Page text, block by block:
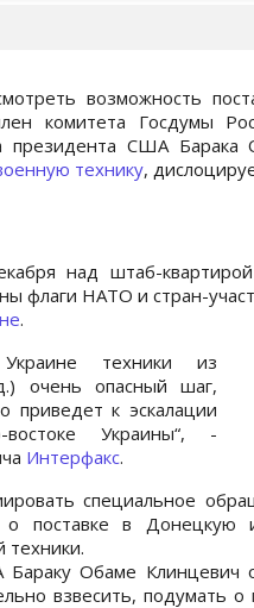
возможность
комитета Госдумы
президента США
технику,
над штаб-
флаги НАТО и стран-
.
техники из
очень опасный шаг,
приведет к эскалации
Украины“, -
Интерфакс.
специальное
поставке в Донецкую и
техники.
Обаме Клинцевич
взвесить, подумать о